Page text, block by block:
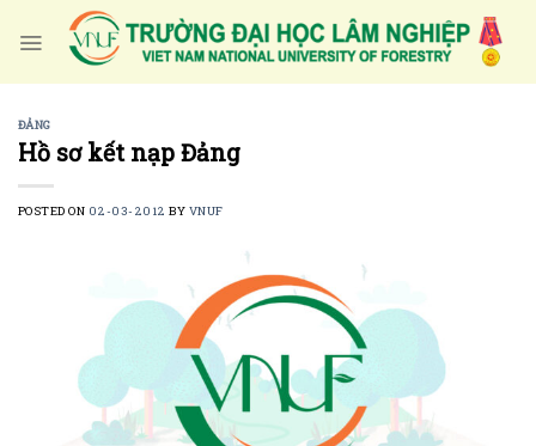
ĐẢNG
Hồ sơ kết nạp Đảng
POSTED ON 02-03-2012 BY VNUF